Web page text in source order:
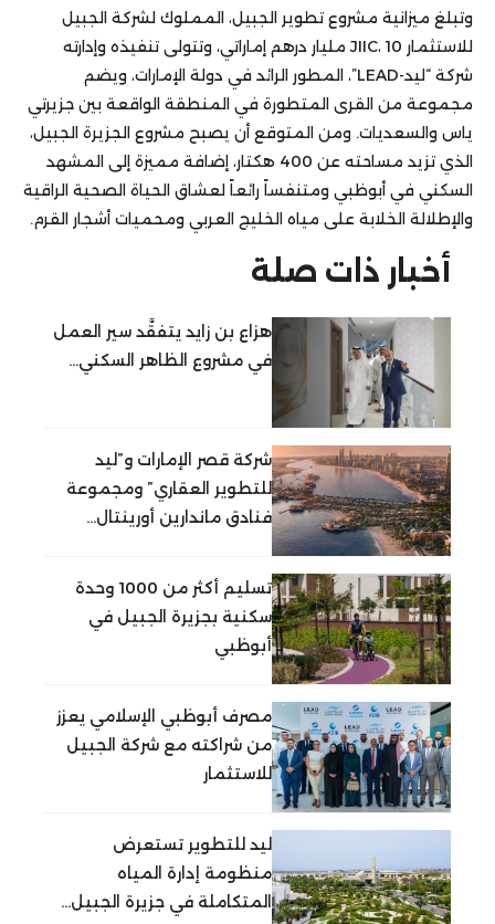
وتبلغ ميزانية مشروع تطوير الجبيل، المملوك لشركة الجبيل
للاستثمار JIIC، 10 مليار درهم إماراتي، وتتولى تنفيذه وإدارته
شركة “ليد-LEAD”، المطور الرائد في دولة الإمارات، ويضم
مجموعة من القرى المتطورة في المنطقة الواقعة بين جزيرتي
ياس والسعديات. ومن المتوقع أن يصبح مشروع الجزيرة الجبيل،
الذي تزيد مساحته عن 400 هكتار، إضافة مميزة إلى المشهد
السكني في أبوظبي ومتنفساً رائعاً لعشاق الحياة الصحية الراقية
والإطلالة الخلابة على مياه الخليج العربي ومحميات أشجار القرم.
أخبار ذات صلة
هزاع بن زايد يتفقَّد سير العمل
في مشروع الظاهر السكني...
شركة قصر الإمارات و”ليد
للتطوير العقاري” ومجموعة
فنادق ماندارين أورينتال...
تسليم أكثر من 1000 وحدة
سكنية بجزيرة الجبيل في
أبوظبي
مصرف أبوظبي الإسلامي يعزز
من شراكته مع شركة الجبيل
للاستثمار
ليد للتطوير تستعرض
منظومة إدارة المياه
المتكاملة في جزيرة الجبيل...